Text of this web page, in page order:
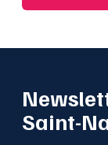
Saint-